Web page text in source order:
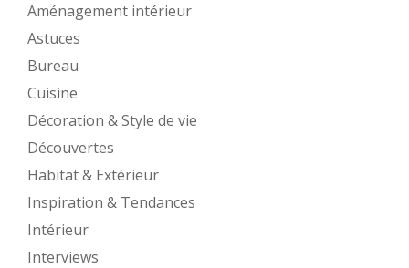
Aménagement intérieur
Astuces
Bureau
Cuisine
Décoration & Style de vie
Découvertes
Habitat & Extérieur
Inspiration & Tendances
Intérieur
Interviews